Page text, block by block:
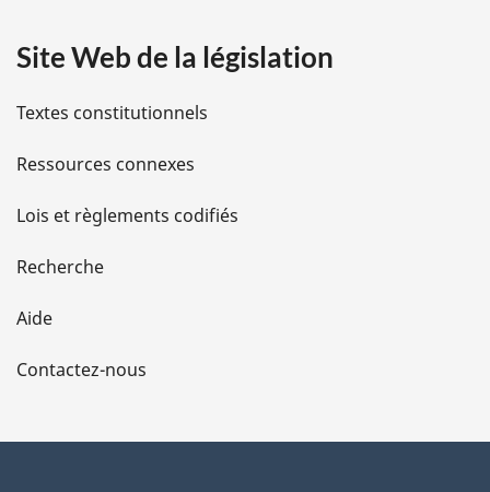
i
l
s
d
e
l
a
Site Web de la législation
Textes constitutionnels
Ressources connexes
Lois et règlements codifiés
Recherche
Aide
Contactez-nous